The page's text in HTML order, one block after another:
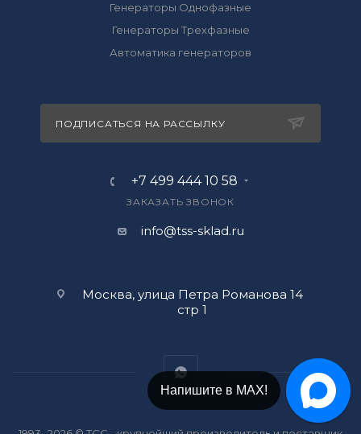
Генераторы Однофазные
Генераторы Трехфазные
Автоматика генераторов
ПОДПИСАТЬСЯ НА РАССЫЛКУ
+7 499 444 10 58
ЗАКАЗАТЬ ЗВОНОК
info@tss-sklad.ru
Москва, улица Петра Романова 14
стр 1
Напишите в Telegram!
Напишите в МАХ!